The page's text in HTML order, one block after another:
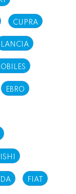
CUPRA
LANCIA
EBRO
FIAT